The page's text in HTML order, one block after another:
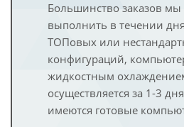
Большинство заказов мы
выполнить в течении
ТОПовых или
конфигураций,
жидкостным
осуществляется за 1-3
имеются готовые